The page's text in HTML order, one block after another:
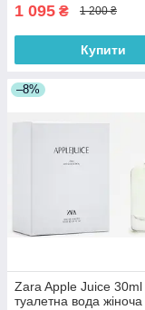
1 095 ₴ 1 200 ₴
Купити
–8%
Zara Apple Juice 30ml
туалетна вода